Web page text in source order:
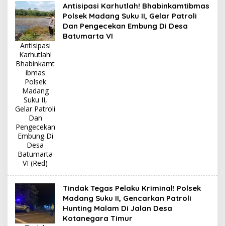
Antisipasi
Karhutlah!
Bhabinkamt
ibmas
Polsek
Madang
Suku II,
Gelar Patroli
Dan
Pengecekan
Embung Di
Desa
Batumarta
VI (Red)
Antisipasi Karhutlah! Bhabinkamtibmas
Polsek Madang Suku II, Gelar Patroli
Dan Pengecekan Embung Di Desa
Batumarta VI
Tindak Tegas Pelaku Kriminal! Polsek
Madang Suku II, Gencarkan Patroli
Hunting Malam Di Jalan Desa
Kotanegara Timur